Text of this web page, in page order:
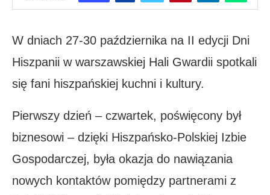
W dniach 27-30 października na II edycji Dni
Hiszpanii w warszawskiej Hali Gwardii spotkali
się fani hiszpańskiej kuchni i kultury.
Pierwszy dzień – czwartek, poświęcony był
biznesowi – dzięki Hiszpańsko-Polskiej Izbie
Gospodarczej, była okazja do nawiązania
nowych kontaktów pomiędzy partnerami z